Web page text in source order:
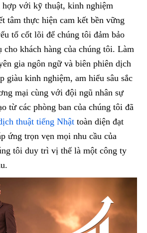
hợp với kỹ thuật, kinh nghiệm
tâm thực hiện cam kết bền vững
tố cốt lõi để chúng tôi đảm bảo
khách hàng của chúng tôi. Làm
gia ngôn ngữ và biên phiên dịch
giàu kinh nghiệm, am hiểu sâu sắc
mại cùng với đội ngũ nhân sự
từ các phòng ban của chúng tôi đã
thuật tiếng Nhật toàn diện đạt
ứng trọn vẹn mọi nhu cầu của
tôi duy trì vị thế là một công ty